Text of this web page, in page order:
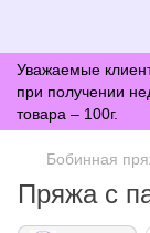
Уважаемые
при получении
товара – 100г.
Бобинная
Пряжа с